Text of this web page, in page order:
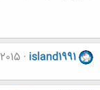
island1991